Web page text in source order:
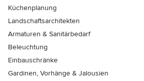
Küchenplanung
Landschaftsarchitekten
Armaturen & Sanitärbedarf
Beleuchtung
Einbauschränke
Gardinen, Vorhänge & Jalousien